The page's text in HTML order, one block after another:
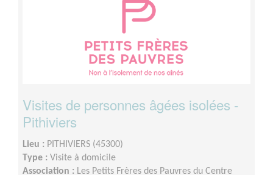
Visites de personnes âgées isolées -
Pithiviers
Lieu : PITHIVIERS (45300)
Type : Visite à domicile
Association : Les Petits Frères des Pauvres du Centre